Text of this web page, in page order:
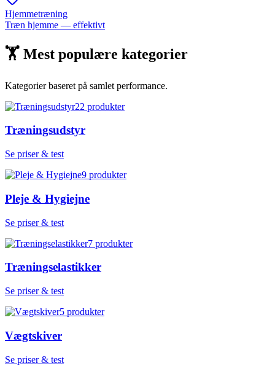
Hjemmetræning
Træn hjemme — effektivt
🏋 Mest populære kategorier
Kategorier baseret på samlet performance.
22 produkter
Træningsudstyr
Se priser & test
9 produkter
Pleje & Hygiejne
Se priser & test
7 produkter
Træningselastikker
Se priser & test
5 produkter
Vægtskiver
Se priser & test